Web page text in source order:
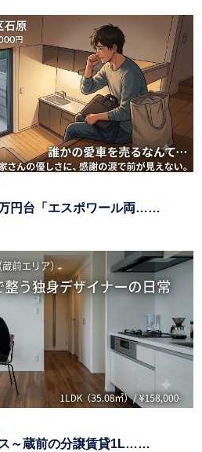
円台「エスポワール両……
～蔵前の分譲賃貸1L……